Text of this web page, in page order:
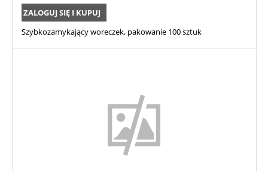
ZALOGUJ SIĘ I KUPUJ
Szybkozamykający woreczek, pakowanie 100 sztuk